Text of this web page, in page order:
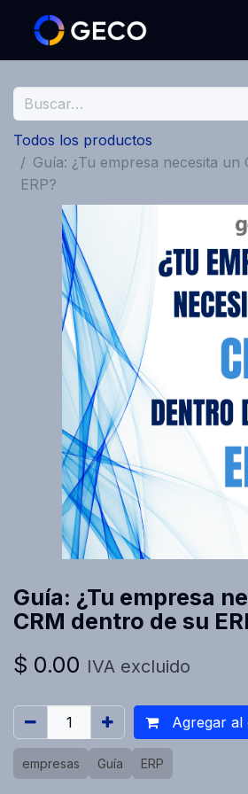
Todos los productos
Guía: ¿Tu empresa necesita un
ERP?
Guía: ¿Tu empresa
CRM dentro de su
$ 0.00 IVA excluido
Agregar al
empresas Guía ERP